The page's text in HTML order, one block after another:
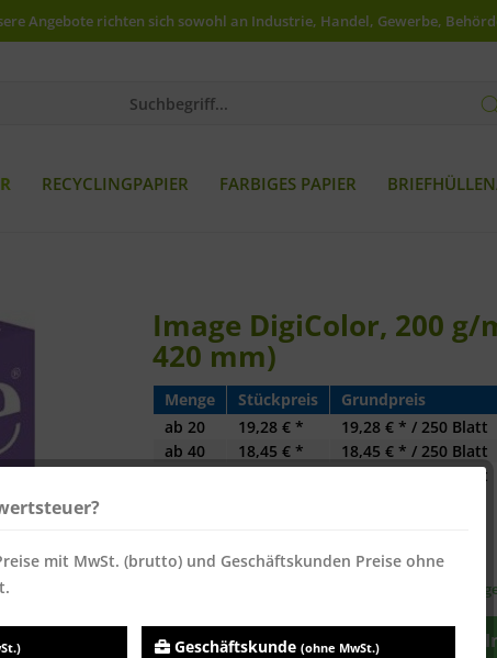
Angebote richten sich sowohl an Industrie, Handel, Gewerbe,
RECYCLINGPAPIER FARBIGES PAPIER
Image DigiColor, 200 g/
420 mm)
Menge Stückpreis
Grundpreis
ab 20 19,28 € *
19,28 € * / 250 Blatt
ab 40 18,45 € *
18,45 € * / 250 Blatt
16,07 € * / 250 Blatt
Sofort versandfertig, Lieferzeit ca. 1-3
mit MwSt. (brutto) und Geschäftskunden Preise ohne
Geschäftskunde (ohne MwSt.)